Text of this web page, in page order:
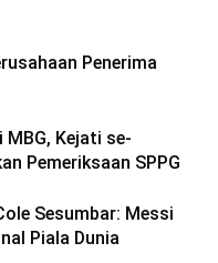
Penerima
MBG, Kejati se-
Pemeriksaan SPPG
Sesumbar: Messi
Piala Dunia